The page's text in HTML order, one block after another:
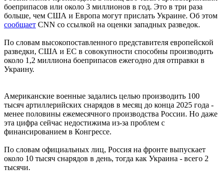
боеприпасов или около 3 миллионов в год. Это в три раза
больше, чем США и Европа могут прислать Украине. Об этом
сообщает CNN со ссылкой на оценки западных разведок.
По словам высокопоставленного представителя европейской
разведки, США и ЕС в совокупности способны производить
около 1,2 миллиона боеприпасов ежегодно для отправки в
Украину.
Американские военные задались целью производить 100
тысяч артиллерийских снарядов в месяц до конца 2025 года -
менее половины ежемесячного производства России. Но даже
эта цифра сейчас недостижима из-за проблем с
финансированием в Конгрессе.
По словам официальных лиц, Россия на фронте выпускает
около 10 тысяч снарядов в день, тогда как Украина - всего 2
тысячи.